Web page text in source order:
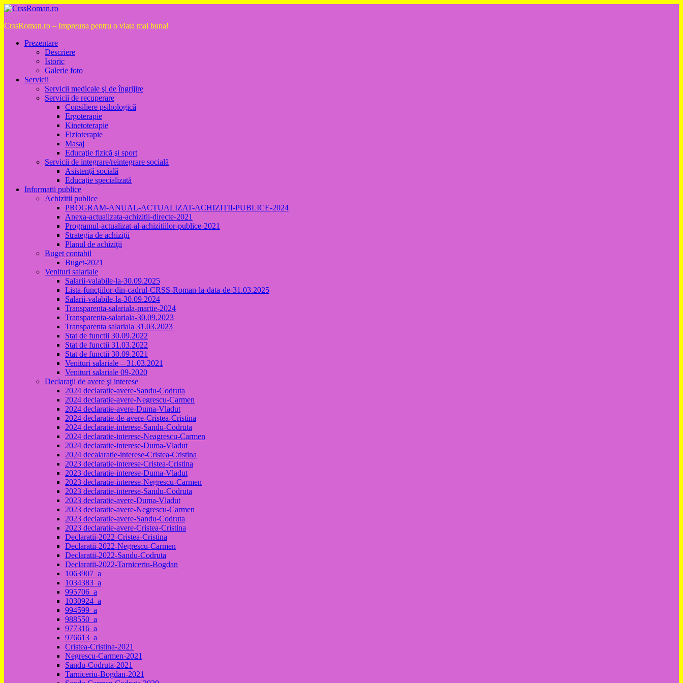
Skip
content
CrssRoman.ro – Impreuna pentru o viata mai buna!
Prezentare
Descriere
Istoric
Galerie foto
Servicii
Servicii medicale şi de îngrijire
Servicii de recuperare
Consiliere psihologică
Ergoterapie
Kinetoterapie
Fizioterapie
Masaj
Educaţie fizică şi sport
Servicii de integrare/reintegrare socială
Asistenţă socială
Educaţie specializată
Informatii publice
Achizitii publice
PROGRAM-ANUAL-ACTUALIZAT-ACHIZIȚII-PUBLICE-2024
Anexa-actualizata-achizitii-directe-2021
Programul-actualizat-al-achizitiilor-publice-2021
Strategia de achiziţii
Planul de achiziţii
Buget contabil
Buget-2021
Venituri salariale
Salarii-valabile-la-30.09.2025
Lista-funcțiilor-din-cadrul-CRSS-Roman-la-data-de-31.03.2025
Salarii-valabile-la-30.09.2024
Transparenta-salariala-martie-2024
Transparenta-salariala-30.09.2023
Transparenta salariala 31.03.2023
Stat de functii 30.09.2022
Stat de functii 31.03.2022
Stat de functii 30.09.2021
Venituri salariale – 31.03.2021
Venituri salariale 09-2020
Declaraţii de avere şi interese
2024 declaratie-avere-Sandu-Codruta
2024 declaratie-avere-Negrescu-Carmen
2024 declaratie-avere-Duma-Vladut
2024 declaratie-de-avere-Cristea-Cristina
2024 declaratie-interese-Sandu-Codruta
2024 declaratie-interese-Neagrescu-Carmen
2024 declaratie-interese-Duma-Vladut
2024 decalaratie-interese-Cristea-Cristina
2023 declaratie-interese-Cristea-Cristina
2023 declaratie-interese-Duma-Vladut
2023 declaratie-interese-Negrescu-Carmen
2023 declaratie-interese-Sandu-Codruta
2023 declaratie-avere-Duma-Vladut
2023 declaratie-avere-Negrescu-Carmen
2023 declaratie-avere-Sandu-Codruta
2023 declaratie-avere-Cristea-Cristina
Declaratii-2022-Cristea-Cristina
Declaratii-2022-Negrescu-Carmen
Declaratii-2022-Sandu-Codruta
Declaratii-2022-Tarniceriu-Bogdan
1063907_a
1034383_a
995706_a
1030924_a
994599_a
988550_a
977316_a
976613_a
Cristea-Cristina-2021
Negrescu-Carmen-2021
Sandu-Codruta-2021
Tarniceriu-Bogdan-2021